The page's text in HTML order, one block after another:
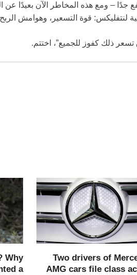
– ومع هذه المخاطر الآن بعيدًا عن
لنتفليكس: قوة التسعير، وهوامش الربح
ذلك كفوز للجميع”، اختتم.
Two drivers of
AMG cars file class
Why
a